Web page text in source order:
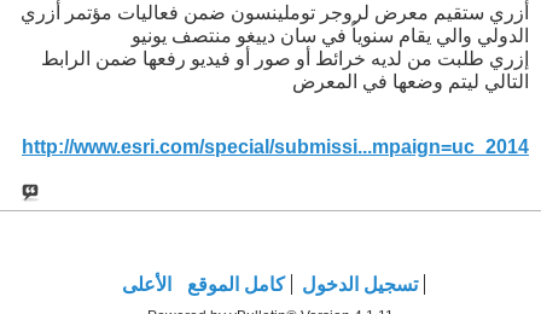
أزري ستقيم معرض لروجر توملينسون ضمن فعاليات مؤتمر أزري
الدولي والي يقام سنوياُ في سان دييغو منتصف يونيو
إزري طلبت من لديه خرائط أو صور أو فيديو رفعها ضمن الرابط
التالي ليتم وضعها في المعرض
http://www.esri.com/special/submissi...mpaign=uc_2014
تسجيل الدخول كامل الموقع الأعلى